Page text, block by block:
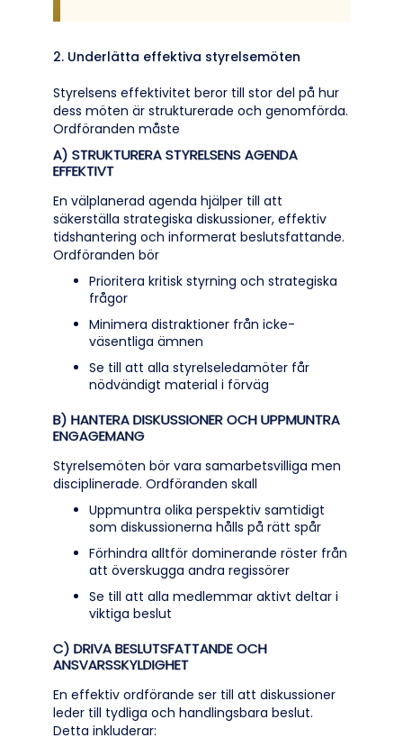
2. Underlätta effektiva styrelsemöten
Styrelsens effektivitet beror till stor del på hur
dess möten är strukturerade och genomförda.
Ordföranden måste
A) STRUKTURERA STYRELSENS AGENDA
EFFEKTIVT
En välplanerad agenda hjälper till att
säkerställa strategiska diskussioner, effektiv
tidshantering och informerat beslutsfattande.
Ordföranden bör
Prioritera kritisk styrning och strategiska
frågor
Minimera distraktioner från icke-
väsentliga ämnen
Se till att alla styrelseledamöter får
nödvändigt material i förväg
B) HANTERA DISKUSSIONER OCH UPPMUNTRA
ENGAGEMANG
Styrelsemöten bör vara samarbetsvilliga men
disciplinerade. Ordföranden skall
Uppmuntra olika perspektiv samtidigt
som diskussionerna hålls på rätt spår
Förhindra alltför dominerande röster från
att överskugga andra regissörer
Se till att alla medlemmar aktivt deltar i
viktiga beslut
C) DRIVA BESLUTSFATTANDE OCH
ANSVARSSKYLDIGHET
En effektiv ordförande ser till att diskussioner
leder till tydliga och handlingsbara beslut.
Detta inkluderar: